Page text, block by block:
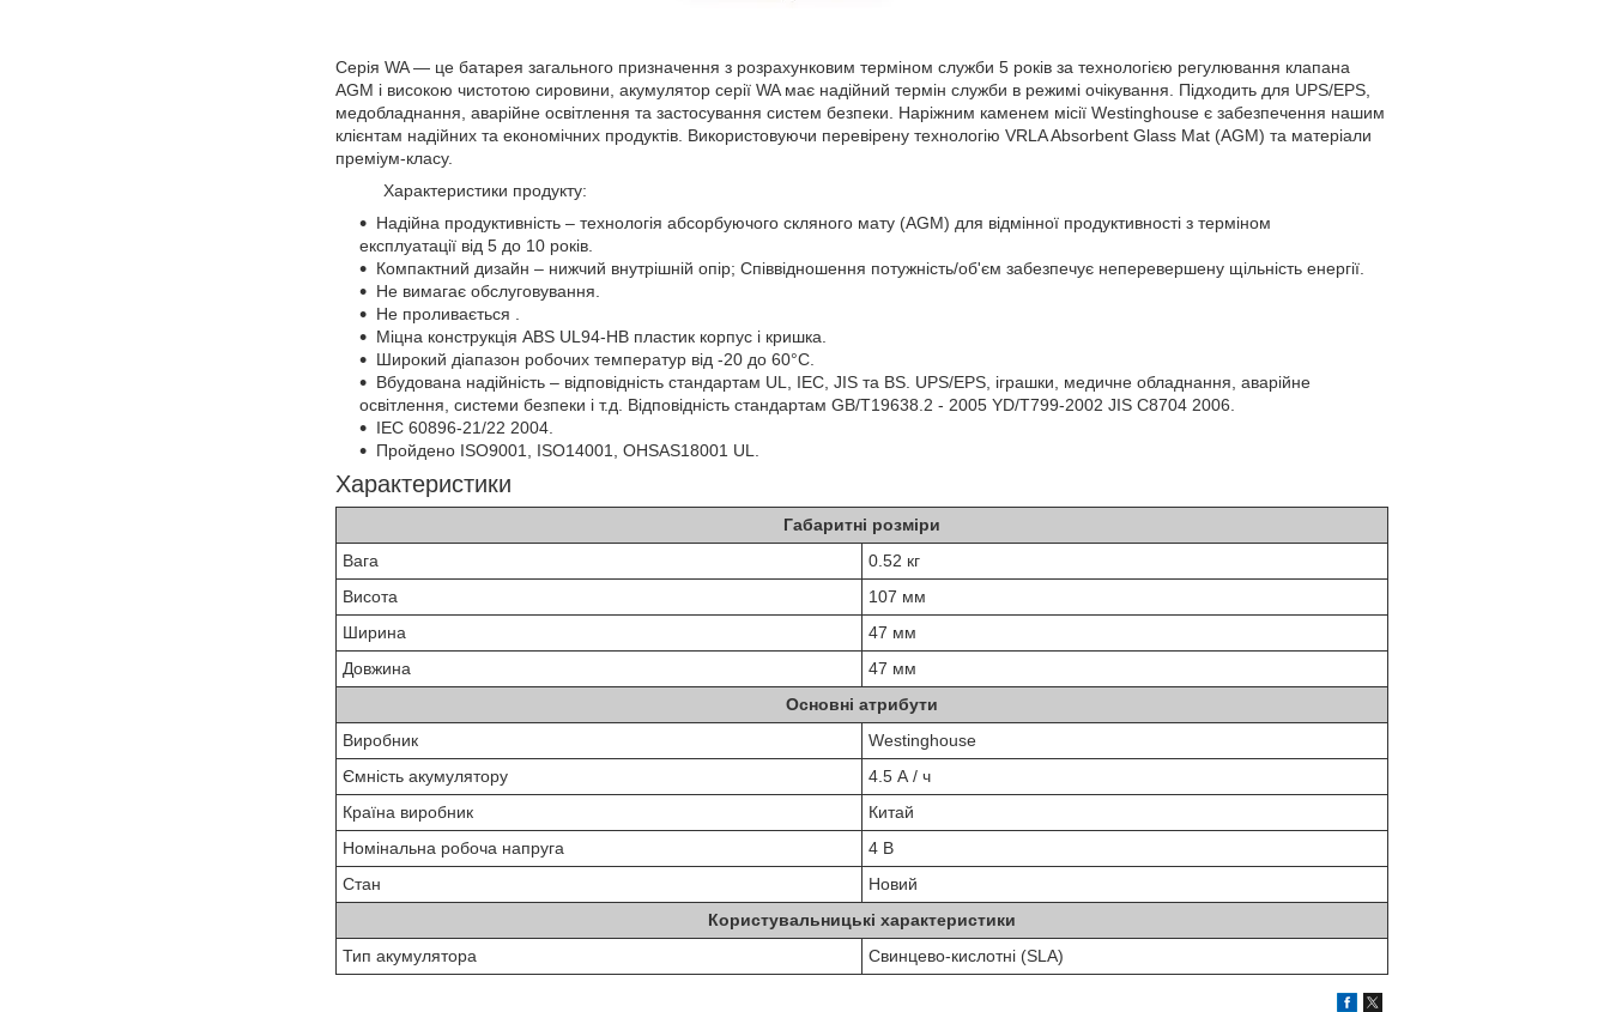
Серія WA — це батарея загального призначення з розрахунковим терміном служби 5 років за технологією регулювання клапана
AGM і високою чистотою сировини, акумулятор серії WA має надійний термін служби в режимі очікування. Підходить для UPS/EPS,
медобладнання, аварійне освітлення та застосування систем безпеки. Наріжним каменем місії Westinghouse є забезпечення нашим
клієнтам надійних та економічних продуктів. Використовуючи перевірену технологію VRLA Absorbent Glass Mat (AGM) та матеріали
преміум-класу.
Характеристики продукту:
Надійна продуктивність – технологія абсорбуючого скляного мату (AGM) для відмінної продуктивності з терміном
експлуатації від 5 до 10 років.
Компактний дизайн – нижчий внутрішній опір; Співвідношення потужність/об'єм забезпечує неперевершену щільність енергії.
Не вимагає обслуговування.
Не проливається .
Міцна конструкція ABS UL94-HB пластик корпус і кришка.
Широкий діапазон робочих температур від -20 до 60°C.
Вбудована надійність – відповідність стандартам UL, IEC, JIS та BS. UPS/EPS, іграшки, медичне обладнання, аварійне
освітлення, системи безпеки і т.д. Відповідність стандартам GB/T19638.2 - 2005 YD/T799-2002 JIS C8704 2006.
IEC 60896-21/22 2004.
Пройдено ISO9001, ISO14001, OHSAS18001 UL.
Характеристики
Габаритні розміри
Вага
0.52 кг
Висота
107 мм
Ширина
47 мм
Довжина
47 мм
Основні атрибути
Виробник
Westinghouse
Ємність акумулятору
4.5 А / ч
Країна виробник
Китай
Номінальна робоча напруга
4 В
Стан
Новий
Користувальницькі характеристики
Тип акумулятора
Свинцево-кислотні (SLA)